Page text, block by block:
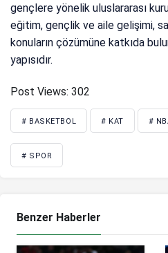
gençlere yönelik uluslararası
eğitim, gençlik ve aile gelişimi,
konuların çözümüne katkıda
yapısıdır.
Post Views: 302
# BASKETBOL # KAT #
# SPOR
Benzer Haberler